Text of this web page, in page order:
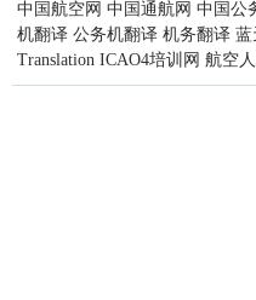
中国航空网 中国通航网 中国公
机翻译 公务机翻译 机务翻译 蓝
Translation ICAO4培训网 航空